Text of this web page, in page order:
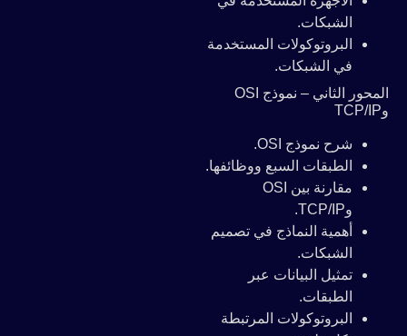
الشبكات.
البروتوكولات المستخدمة
في الشبكات.
المحور الثاني – نموذج OSI
وTCP/IP
شرح نموذج OSI.
الطبقات السبع ووظائفها.
مقارنة بين OSI
وTCP/IP.
أهمية النماذج في تصميم
الشبكات.
تمثيل البيانات عبر
الطبقات.
البروتوكولات المرتبطة